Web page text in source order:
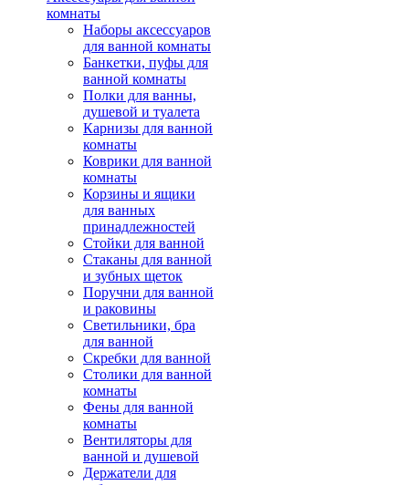
комнаты
Наборы аксессуаров
для ванной комнаты
Банкетки, пуфы для
ванной комнаты
Полки для ванны,
душевой и туалета
Карнизы для ванной
комнаты
Коврики для ванной
комнаты
Корзины и ящики
для ванных
принадлежностей
Стойки для ванной
Стаканы для ванной
и зубных щеток
Поручни для ванной
и раковины
Светильники, бра
для ванной
Скребки для ванной
Столики для ванной
комнаты
Фены для ванной
комнаты
Вентиляторы для
ванной и душевой
Держатели для